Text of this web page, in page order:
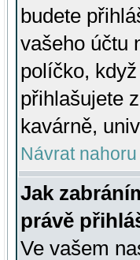
budete
vašeho účtu
políčko,
přihlašujete
kavárně,
Návrat nahoru
Jak
právě
Ve vašem